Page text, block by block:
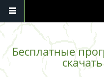
Перейти к основному
Бесплатные